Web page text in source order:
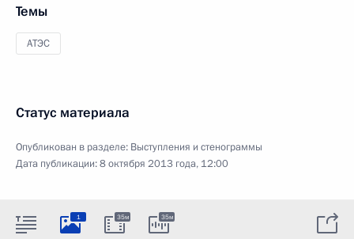
Темы
АТЭС
Статус материала
Опубликован в разделе: Выступления и стенограммы
Дата публикации:8 октября 2013 года, 12:00
1 35м 35м